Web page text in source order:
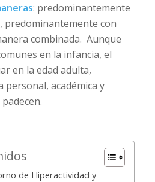
: predominantemente
predominantemente con
combinada. Aunque
en la infancia, el
en la edad adulta,
personal, académica y
de Hiperactividad y